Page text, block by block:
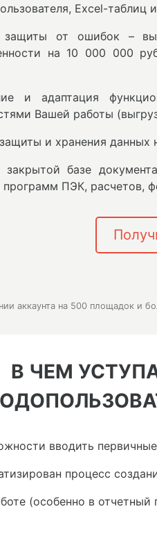
Excel-таблиц
защиты от ошибок –
на 10 000 000
и адаптация
Вашей работы
и хранения
базе
программ ПЭК, расчетов,
аккаунта на 500 площадок и
В ЧЕМ
вводить
процесс
(особенно в отчетный